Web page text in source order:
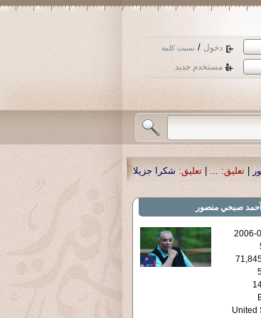
دخول / نسيت كلمة
مستخدم جديد
شكرا جزيلا أستاذ حمد الحمد .أكرمكم الله .
آحمد صبحي منصور
2006-
United